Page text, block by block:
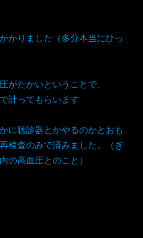
かりました（多分本当にひっ
がたかいということで、
計ってもらいます
に聴診器とかやるのかとおも
検査のみで済みました。（ぎ
の高血圧とのこと）